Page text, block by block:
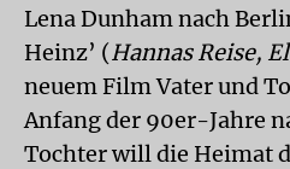
Lena Dunham nach
Heinz’ (Hannas Reise,
neuem Film Vater und
Anfang der 90er-Jahre
Tochter will die Heimat